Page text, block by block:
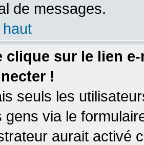
de messages.
clique sur le lien
!
seuls les
gens via le
aurait activé